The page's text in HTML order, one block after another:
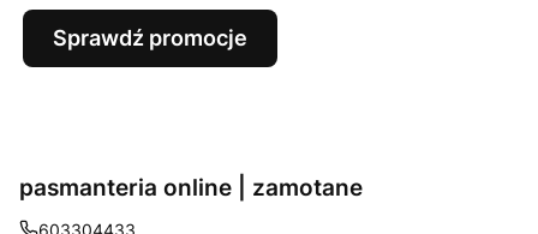
Sprawdź promocje
pasmanteria online | zamotane
603304433